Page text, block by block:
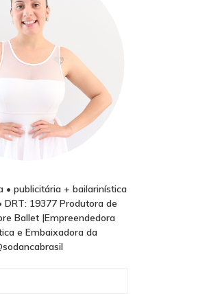
• publicitária + bailarinística
DRT: 19377 Produtora de
Ballet |Empreendedora
e Embaixadora da